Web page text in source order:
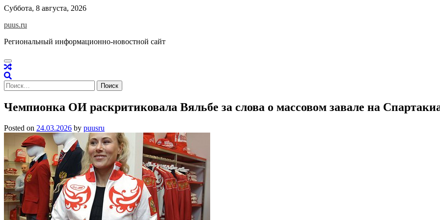
Skip
content
Суббота, 8 августа, 2026
puus.ru
Региональный информационно-новостной сайт
Найти:
Чемпионка ОИ раскритиковала Вяльбе за слова о массовом завале на
Posted on 24.03.2026 by puusru